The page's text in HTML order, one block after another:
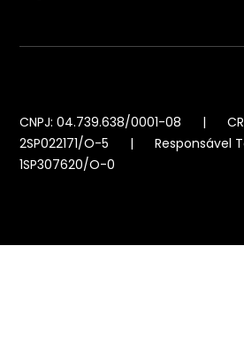
CNPJ: 04.739.638/0001-08 |
2SP022171/O-5 | Responsável
1SP307620/O-0